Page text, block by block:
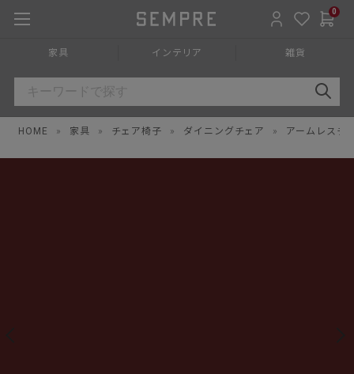
0
家具 インテリア 雑貨
HOME » 家具 » チェア椅子 » ダイニングチェア » アームレスチ